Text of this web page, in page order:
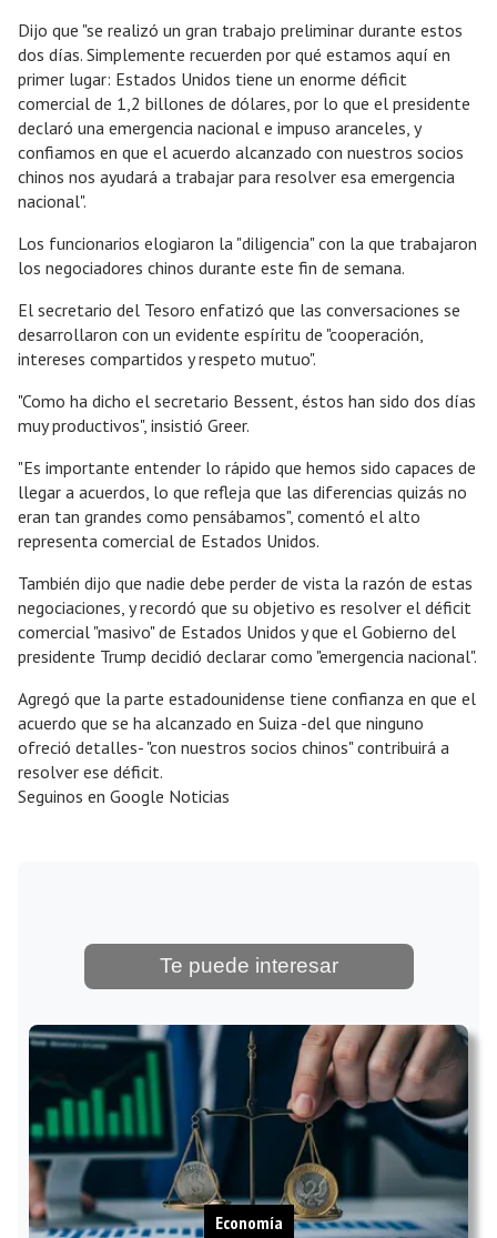
Dijo que "se realizó un gran trabajo preliminar durante estos
dos días. Simplemente recuerden por qué estamos aquí en
primer lugar: Estados Unidos tiene un enorme déficit
comercial de 1,2 billones de dólares, por lo que el presidente
declaró una emergencia nacional e impuso aranceles, y
confiamos en que el acuerdo alcanzado con nuestros socios
chinos nos ayudará a trabajar para resolver esa emergencia
nacional".
Los funcionarios elogiaron la "diligencia" con la que trabajaron
los negociadores chinos durante este fin de semana.
El secretario del Tesoro enfatizó que las conversaciones se
desarrollaron con un evidente espíritu de "cooperación,
intereses compartidos y respeto mutuo".
"Como ha dicho el secretario Bessent, éstos han sido dos días
muy productivos", insistió Greer.
"Es importante entender lo rápido que hemos sido capaces de
llegar a acuerdos, lo que refleja que las diferencias quizás no
eran tan grandes como pensábamos", comentó el alto
representa comercial de Estados Unidos.
También dijo que nadie debe perder de vista la razón de estas
negociaciones, y recordó que su objetivo es resolver el déficit
comercial "masivo" de Estados Unidos y que el Gobierno del
presidente Trump decidió declarar como "emergencia nacional".
Agregó que la parte estadounidense tiene confianza en que el
acuerdo que se ha alcanzado en Suiza -del que ninguno
ofreció detalles- "con nuestros socios chinos" contribuirá a
resolver ese déficit.
Seguinos en Google Noticias
Te puede interesar
Economía